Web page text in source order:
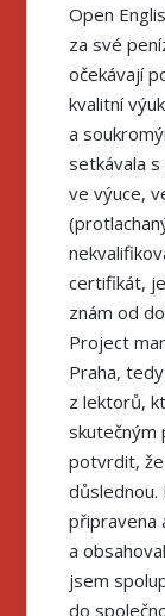
Open
za své
očekávají
kvalitní
a
setkávala
ve výuce,
certifikát,
znám od
Project
Praha,
z lektorů,
skutečným
potvrdit,
důslednou.
připravena
a
jsem
do